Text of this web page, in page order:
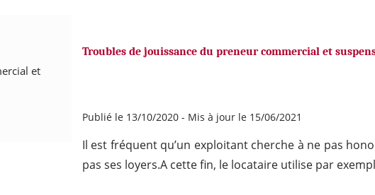
Troubles de jouissance du preneur commercial et
Publié le 13/10/2020- Mis à jour le 15/06/2021
Il est fréquent qu’un exploitant cherche à ne pas
pas ses loyers.A cette fin, le locataire utilise par